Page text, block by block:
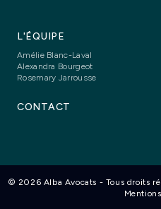
L'ÉQUIPE
Amélie Blanc-Laval
Alexandra Bourgeot
Rosemary Jarrousse
CONTACT
© 2026 Alba Avocats - Tous droits